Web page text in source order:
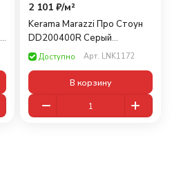
2 101 ₽/м²
Kerama Marazzi Про Стоун
DD200400R Серый
обрезнoй 60x30
Доступно Арт. LNK1172
В корзину